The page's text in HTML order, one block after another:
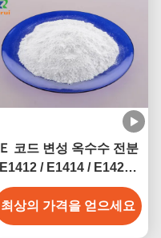
Ｅ 코드 변성 옥수수 전분
E1412 / E1414 / E1422 /
E1442
최상의 가격을 얻으세요